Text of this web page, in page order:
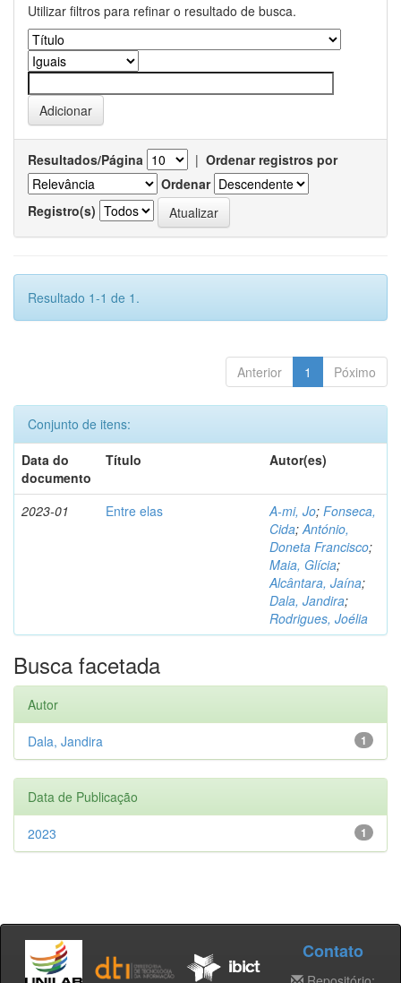
Utilizar filtros para refinar o resultado de busca.
Resultados/Página | Ordenar registros por
Ordenar
Registro(s)
Resultado 1-1 de 1.
Anterior 1 Póximo
Conjunto de itens:
Data do
documento
Título Autor(es)
2023-01 Entre elas A-mi, Jo; Fonseca,
Cida;António,
Doneta Francisco;
Maia, Glícia;
Alcântara, Jaína;
Dala, Jandira;
Rodrigues, Joélia
Busca facetada
Autor
1
Dala, Jandira
Data de Publicação
1
2023
Contato